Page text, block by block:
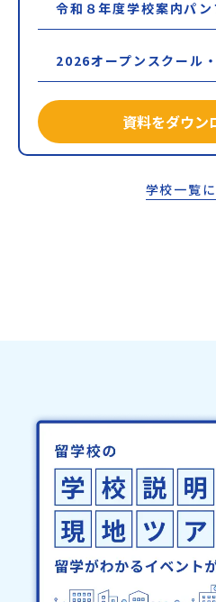
令和８年度学校案内パン
2026オープンスクール
資料をダウン
学校一覧